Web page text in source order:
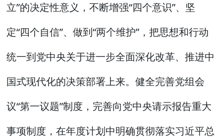
立”的决定性意义，不断增强“四个意识”、坚
定“四个自信”、做到“两个维护”，把思想和行动
统一到党中央关于进一步全面深化改革、推进中
国式现代化的决策部署上来。健全完善党组会
议“第一议题”制度，完善向党中央请示报告重大
事项制度，在年度计划中明确贯彻落实习近平总